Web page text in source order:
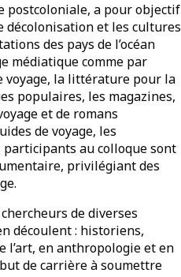
postcoloniale, a pour objectif
décolonisation et les cultures
des pays de l’océan
médiatique comme par
voyage, la littérature pour la
populaires, les magazines,
et de romans
de voyage, les
au colloque sont
privilégiant des
de diverses
découlent : historiens,
l’art, en anthropologie et en
de carrière à soumettre